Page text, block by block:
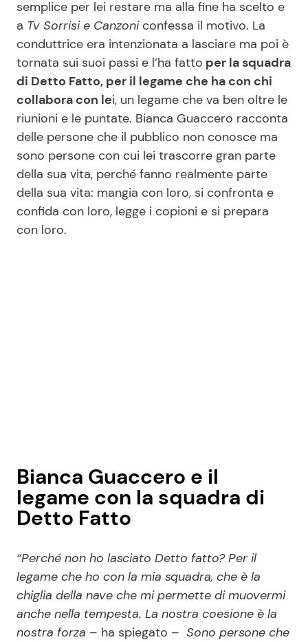
Mondo Mamma
News benessere
Salute
Viaggi e Turismo
Festività
Le Ricette in TV
Primi Piatti
Ricette Facili e Veloci
Ricette Feste
Ricette per Bambini
Seguici
semplice per lei restare ma alla fine ha scelto e
a Tv Sorrisi e Canzoniconfessa il motivo. La
conduttrice era intenzionata a lasciare ma poi è
tornata sui suoi passi e l’ha fatto per la squadra
di Detto Fatto, per il legame che ha con chi
collabora con lei, un legame che va ben oltre le
riunioni e le puntate. Bianca Guaccero racconta
delle persone che il pubblico non conosce ma
sono persone con cui lei trascorre gran parte
della sua vita, perché fanno realmente parte
della sua vita: mangia con loro, si confronta e
confida con loro, legge i copioni e si prepara
con loro.
Bianca Guaccero e il
legame con la squadra di
Detto Fatto
“Perché non ho lasciato Detto fatto? Per il
legame che ho con la mia squadra, che è la
chiglia della nave che mi permette di muovermi
anche nella tempesta. La nostra coesione è la
nostra forza – ha spiegato – Sono persone che